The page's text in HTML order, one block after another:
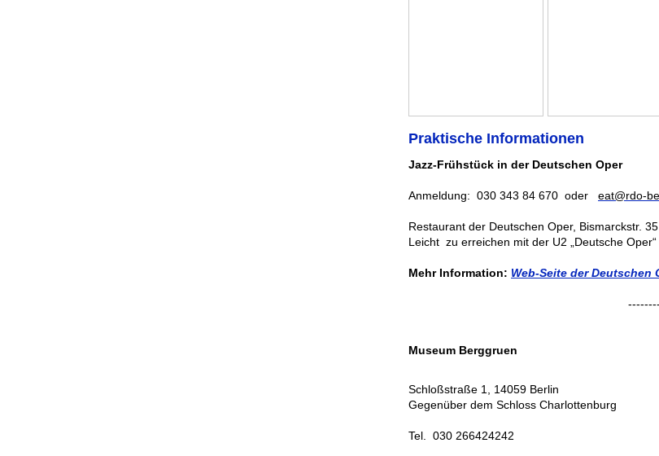
Praktische Informationen
Jazz-Frühstück in der Deutschen Oper
Anmeldung: 030 343 84 670 oder eat@rdo-
Restaurant der Deutschen Oper, Bismarckstr. 35
Leicht zu erreichen mit der U2 „Deutsche
Mehr Information: Web-Seite der Deutschen
Museum Berggruen
Schloßstraße 1, 14059 Berlin
Gegenüber dem Schloss Charlottenburg
Tel. 030 266424242